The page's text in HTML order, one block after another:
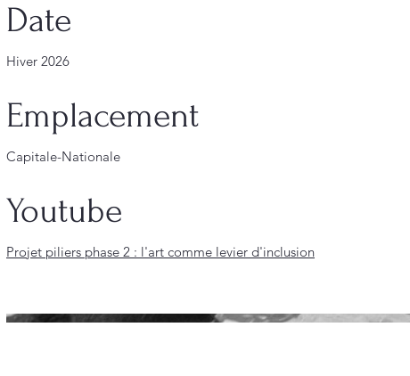
Date
Hiver 2026
Emplacement
Capitale-Nationale
Youtube
Projet piliers phase 2 : l'art comme levier d'inclusion